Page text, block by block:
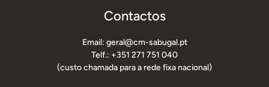
Contactos
Email: geral@cm-sabugal.pt
Telf.: +351 271 751 040
(custo chamada para a rede fixa nacional)